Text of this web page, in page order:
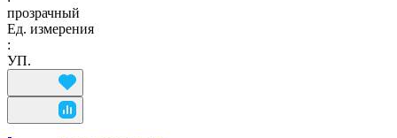
прозрачный
Ед. измерения
:
УП.